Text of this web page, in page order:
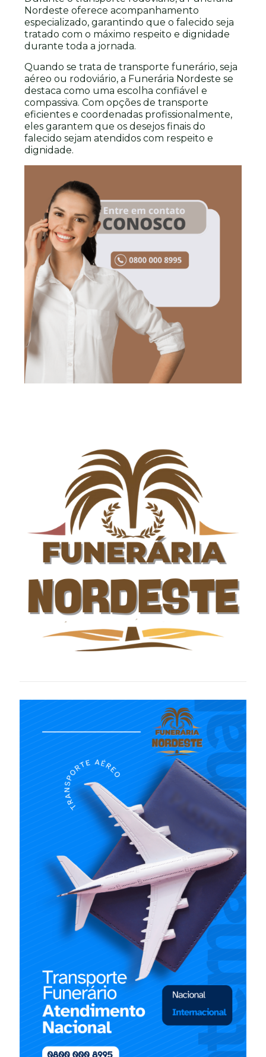
Nordeste oferece acompanhamento
especializado, garantindo que o falecido seja
tratado com o máximo respeito e dignidade
durante toda a jornada.
Quando se trata de transporte funerário, seja
aéreo ou rodoviário, a Funerária Nordeste se
destaca como uma escolha confiável e
compassiva. Com opções de transporte
eficientes e coordenadas profissionalmente,
eles garantem que os desejos finais do
falecido sejam atendidos com respeito e
dignidade.